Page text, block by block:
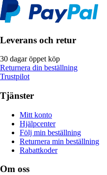
Leverans och retur
30 dagar öppet köp
Returnera din beställning
Trustpilot
Tjänster
Mitt konto
Hjälpcenter
Följ min beställning
Returnera min beställning
Rabattkoder
Om oss